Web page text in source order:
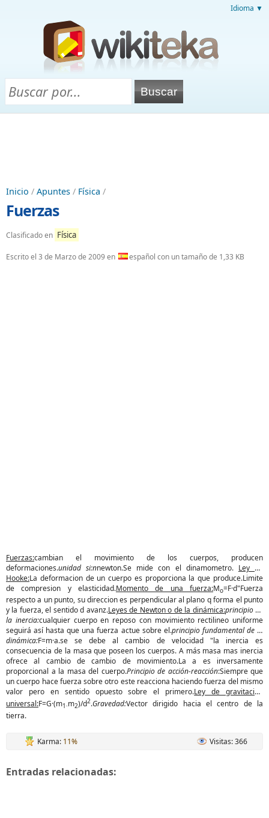
Idioma ▼
Inicio / Apuntes / Física /
Fuerzas
Clasificado en Física
Escrito el 3 de Marzo de 2009en español con un tamaño de 1,33 KB
Fuerzas:cambian el movimiento de los cuerpos, producen
deformaciones.unidad si:nnewton.Se mide con el dinamometro. Ley de
Hooke:La deformacion de un cuerpo es proporciona la que produce.Limite
de compresion y elasticidad.Momento de una fuerza:Mo=F·d"Fuerza
respecto a un punto, su direccion es perpendicular al plano q forma el punto
y la fuerza, el sentido d avanz.Leyes de Newton o de la dinámica:principio de
la inercia:cualquier cuerpo en reposo con movimiento rectilineo uniforme
seguirá así hasta que una fuerza actue sobre el.principio fundamental de la
dinámica:F=m·a.se se debe al cambio de velocidad "la inercia es
consecuencia de la masa que poseen los cuerpos. A más masa mas inercia
ofrece al cambio de cambio de movimiento.La a es inversamente
proporcional a la masa del cuerpo.Principio de acción-reacción:Siempre que
un cuerpo hace fuerza sobre otro este reacciona haciendo fuerza del mismo
valor pero en sentido opuesto sobre el primero.Ley de gravitación
universal:F=G·(m1·m2)/d2.Gravedad:Vector dirigido hacia el centro de la
tierra.
Karma: 11% Visitas: 366
Entradas relacionadas: